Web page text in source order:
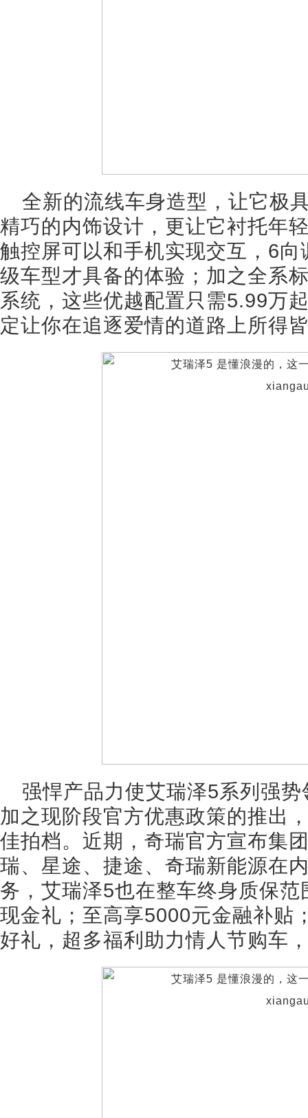
全新的流线车身造型，让它极
精巧的内饰设计，更让它衬托年
触控屏可以和手机实现交互，6
级车型才具备的体验；加之全系
系统，这些优越配置只需5.99万
定让你在追逐爱情的道路上所得
强悍产品力使艾瑞泽5系列强
加之现阶段官方优惠政策的推出
佳拍档。近期，奇瑞官方宣布集
瑞、星途、捷途、奇瑞新能源在
务，艾瑞泽5也在整车终身质保
现金礼；至高享5000元金融补贴
好礼，超多福利助力情人节购车